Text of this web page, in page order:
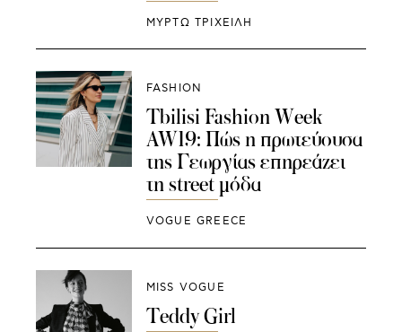
ΜΥΡΤΩ ΤΡΙΧΕΙΛΗ
FASHION
Tbilisi Fashion Week
AW19: Πώς η πρωτεύουσα
της Γεωργίας επηρεάζει
τη street μόδα
VOGUE GREECE
MISS VOGUE
Teddy Girl